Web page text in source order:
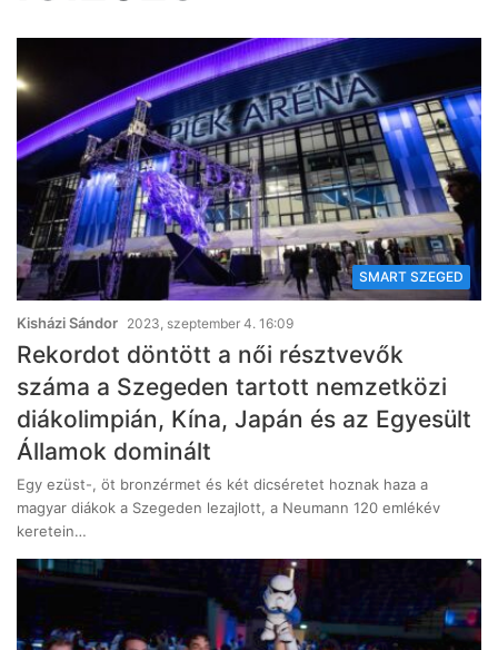
SMART SZEGED
Kisházi Sándor 2023, szeptember 4. 16:09
Rekordot döntött a női résztvevők
száma a Szegeden tartott nemzetközi
diákolimpián, Kína, Japán és az Egyesült
Államok dominált
Egy ezüst-, öt bronzérmet és két dicséretet hoznak haza a
magyar diákok a Szegeden lezajlott, a Neumann 120 emlékév
keretein…